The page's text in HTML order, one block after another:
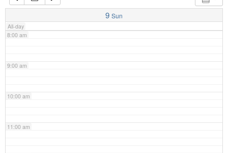
9 Sun
All-day
7:00 am
8:00 am
9:00 am
10:00 am
11:00 am